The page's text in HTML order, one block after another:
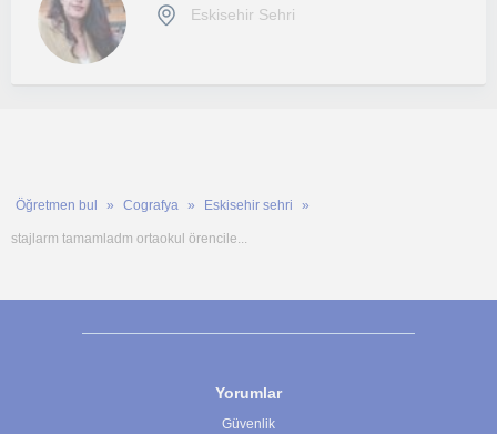
Eskisehir Sehri
Öğretmen bul Cografya Eskisehir sehri
stajlarm tamamladm ortaokul örencile...
Yorumlar
Güvenlik